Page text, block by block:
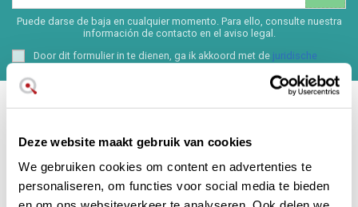
Deze website maakt gebruik van cookies
We gebruiken cookies om content en advertenties te
personaliseren, om functies voor social media te bieden
Puede darse de baja en cualquier momento. Para ello, consulte nuestra
información de contacto en el aviso legal.
Door dit formulier in te dienen, ga ik akkoord met de juridische
Hoi! Chat met onze klantenservice